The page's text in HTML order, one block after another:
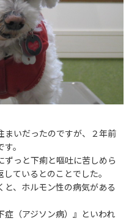
まいだったのですが、２年前
。
っと下痢と嘔吐に苦しめら
ているとのことでした。
、ホルモン性の病気がある
（アジソン病）』といわれ